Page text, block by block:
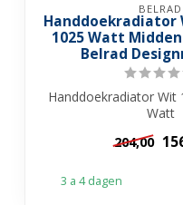
BELRAD
Handdoekradiator
1025 Watt
Belrad
Handdoekradiator Wit
Watt
204,00
3 a 4 dagen